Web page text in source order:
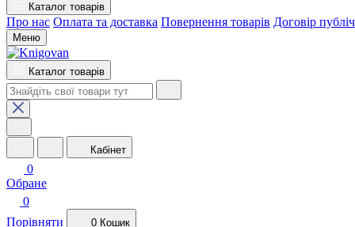
Каталог товарів
Про нас Оплата та доставка Повернення товарів Договір
Меню
Каталог товарів
Кабінет
0
Обране
0
Порівняти
0 Кошик